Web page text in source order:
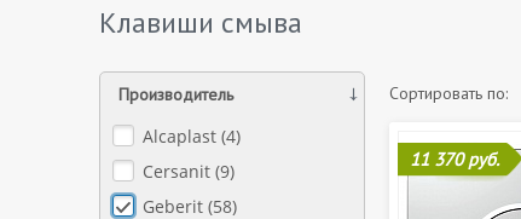
Клавиши смыва
Производитель
Alcaplast (4)
Cersanit (9)
Geberit (58)
Сортировать по:
11 370 руб.